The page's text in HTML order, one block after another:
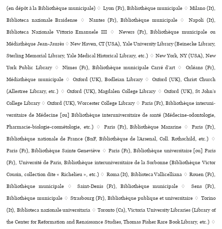
(en dépôt à la Bibliothèque muni­ci­pale) ♢ Lyon (Fr), Bibliothèque muni­ci­pale ♢ Milano (It),
Biblioteca nazio­nale Braidense ♢ Nantes (Fr), Bibliothèque muni­ci­pale ♢ Napoli (It),
Biblioteca Nazionale Vittorio Emanuele III ♢ Nevers (Fr), Bibliothèque muni­ci­pale ou
Médiathèque Jean-Jaurès ♢ New Haven, CT (USA), Yale University Library (Beinecke Library,
Sterling Memorial Library, Yale Medical Historical Library, etc.) ♢ New York, NY (USA), New
York Public Library ♢ Nîmes (Fr), Bibliothèque muni­ci­pale Carré d’art ♢ Orléans (Fr),
Médiathèque muni­ci­pale ♢ Oxford (UK), Bodleian Library ♢ Oxford (UK), Christ Church
(Allestree Library, etc.) ♢ Oxford (UK), Magdalen College Library ♢ Oxford (UK), St John’s
College Library ♢ Oxford (UK), Worcester College Library ♢ Paris (Fr), Bibliothèque inte­ru­ni­
ver­si­taire de Médecine [ou] Bibliothèque inte­ru­ni­ver­si­taire de santé (Médecine-odon­to­lo­gie,
Pharmacie-bio­lo­gie-cos­mé­to­lo­gie, etc.) ♢ Paris (Fr), Bibliothèque Mazarine ♢ Paris (Fr),
Bibliothèque nationale de France (BnF, Bibliothèque de l’Arsenal, Coll. Rothschild, etc.) ♢
Paris (Fr), Bibliothèque Sainte Geneviève ♢ Paris (Fr), Bibliothèque uni­ver­si­taire [ou] Paris
(Fr), Université de Paris, Bibliothèque inte­ru­ni­ver­si­taire de la Sorbonne (Bibliothèque Victor
Cousin, collection dite « Richelieu », etc.) ♢ Roma (It), Biblioteca Vallicelliana ♢ Rouen (Fr),
Bibliothèque muni­ci­pale ♢ Saint-Denis (Fr), Bibliothèque muni­ci­pale ♢ Sens (Fr),
Bibliothèque muni­ci­pale ♢ Strasbourg (Fr), Bibliothèque publi­que et uni­ver­si­taire ♢ Torino
(It), Biblioteca nazio­nale uni­ver­si­ta­ria ♢ Toronto (Ca), Victoria University Libraries (Library of
the Center for Reformation and Renaissance Studies, Thomas Fisher Rare Book Library, etc.) ♢